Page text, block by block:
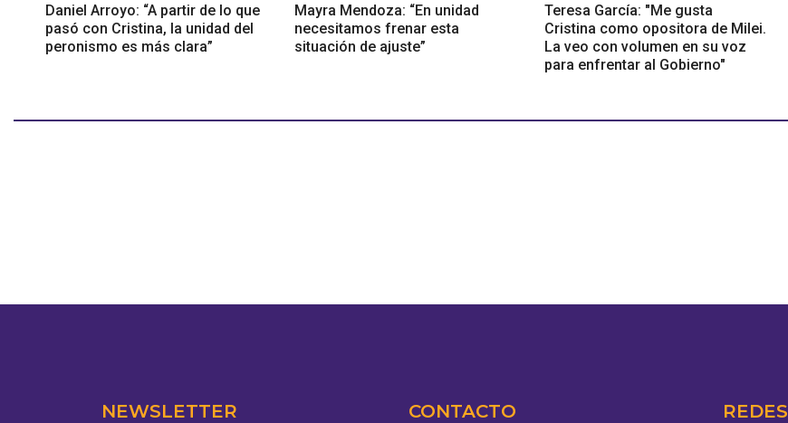
Daniel Arroyo: “A partir de lo que
pasó con Cristina, la unidad del
peronismo es más clara”
Mayra Mendoza: “En unidad
necesitamos frenar esta
situación de ajuste”
Teresa García: "Me gusta
Cristina como opositora de Milei.
La veo con volumen en su voz
para enfrentar al Gobierno"
NEWSLETTER CONTACTO REDES